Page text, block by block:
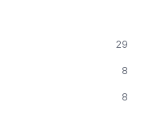
29
8
8